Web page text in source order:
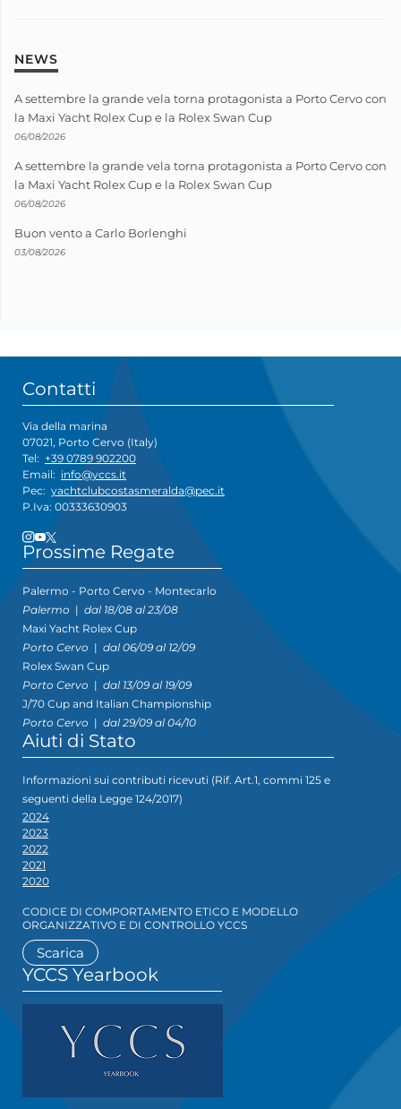
NEWS
A settembre la grande vela torna protagonista a Porto Cervo con
la Maxi Yacht Rolex Cup e la Rolex Swan Cup
06/08/2026
A settembre la grande vela torna protagonista a Porto Cervo con
la Maxi Yacht Rolex Cup e la Rolex Swan Cup
06/08/2026
Buon vento a Carlo Borlenghi
03/08/2026
Contatti
Via della marina
07021, Porto Cervo (Italy)
Tel: +39 0789 902200
Email: info@yccs.it
Pec: yachtclubcostasmeralda@pec.it
P.Iva: 00333630903
Prossime Regate
Palermo - Porto Cervo - Montecarlo
Palermo | dal 18/08 al 23/08
Maxi Yacht Rolex Cup
Porto Cervo | dal 06/09 al 12/09
Rolex Swan Cup
Porto Cervo | dal 13/09 al 19/09
J/70 Cup and Italian Championship
Porto Cervo | dal 29/09 al 04/10
Aiuti di Stato
Informazioni sui contributi ricevuti (Rif. Art.1, commi 125 e
seguenti della Legge 124/2017)
2024
2023
2022
2021
2020
CODICE DI COMPORTAMENTO ETICO E MODELLO
ORGANIZZATIVO E DI CONTROLLO YCCS
Scarica
YCCS Yearbook